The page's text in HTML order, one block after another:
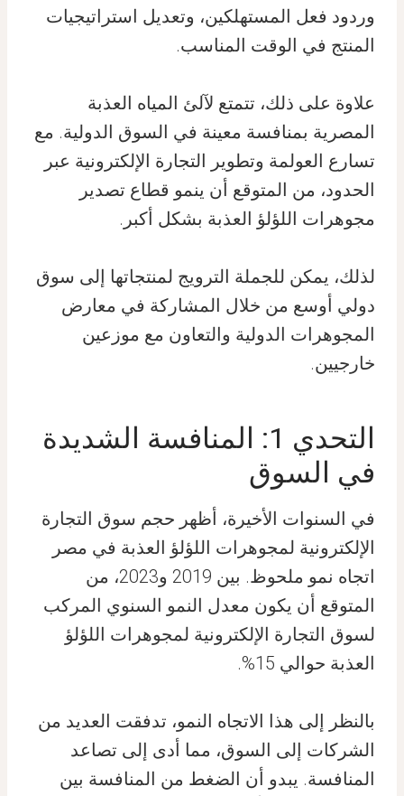
وردود فعل المستهلكين، وتعديل استراتيجيات
المنتج في الوقت المناسب.
علاوة على ذلك، تتمتع لآلئ المياه العذبة
المصرية بمنافسة معينة في السوق الدولية. مع
تسارع العولمة وتطوير التجارة الإلكترونية عبر
الحدود، من المتوقع أن ينمو قطاع تصدير
مجوهرات اللؤلؤ العذبة بشكل أكبر.
لذلك، يمكن للجملة الترويج لمنتجاتها إلى سوق
دولي أوسع من خلال المشاركة في معارض
المجوهرات الدولية والتعاون مع موزعين
خارجيين.
التحدي 1: المنافسة الشديدة
في السوق
في السنوات الأخيرة، أظهر حجم سوق التجارة
الإلكترونية لمجوهرات اللؤلؤ العذبة في مصر
اتجاه نمو ملحوظ. بين 2019 و2023، من
المتوقع أن يكون معدل النمو السنوي المركب
لسوق التجارة الإلكترونية لمجوهرات اللؤلؤ
العذبة حوالي 15%.
بالنظر إلى هذا الاتجاه النمو، تدفقت العديد من
الشركات إلى السوق، مما أدى إلى تصاعد
المنافسة. يبدو أن الضغط من المنافسة بين